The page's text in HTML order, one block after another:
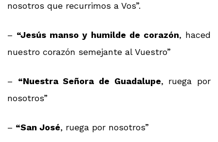
nosotros que recurrimos a Vos”.
– “Jesús manso y humilde de corazón, haced
nuestro corazón semejante al Vuestro”
– “Nuestra Señora de Guadalupe, ruega por
nosotros”
– “San José, ruega por nosotros”